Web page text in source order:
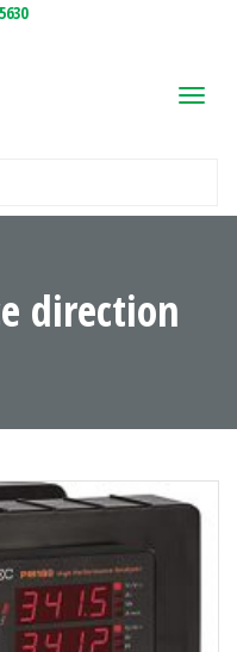
direction